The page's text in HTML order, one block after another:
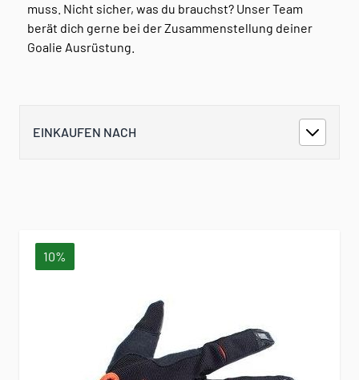
muss. Nicht sicher, was du brauchst? Unser Team
berät dich gerne bei der Zusammenstellung deiner
Goalie Ausrüstung.
EINKAUFEN NACH
10%